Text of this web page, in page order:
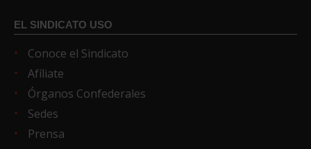
EL SINDICATO USO
Conoce el Sindicato
Afíliate
Órganos Confederales
Sedes
Prensa